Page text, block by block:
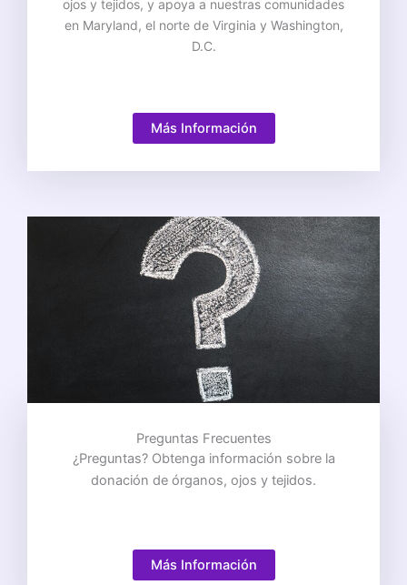
ojos y tejidos, y apoya a nuestras comunidades
en Maryland, el norte de Virginia y Washington,
D.C.
Más Información
Preguntas Frecuentes
¿Preguntas? Obtenga información sobre la
donación de órganos, ojos y tejidos.
Más Información